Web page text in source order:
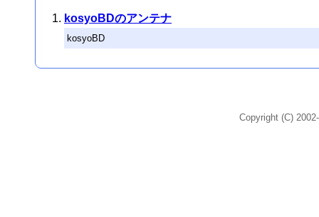
kosyoBDのアンテナ
kosyoBD
Copyright (C)